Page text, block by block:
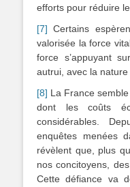
efforts pour réduire
[7] Certains
valorisée la force
force s’appuyant
autrui, avec la
[8] La France
dont les coûts
considérables.
enquêtes menées
révèlent que, plus
nos concitoyens,
Cette défiance va